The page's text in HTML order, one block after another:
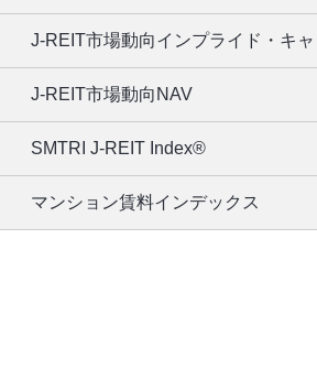
J-REIT市場動向インプライド・キャ
J-REIT市場動向NAV
SMTRI J-REIT Index®
マンション賃料インデックス